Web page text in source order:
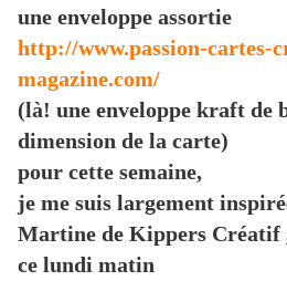
une enveloppe assortie
http://www.passion-cartes-
magazine.com/
(là! une enveloppe kraft de
dimension de la carte)
pour cette semaine,
je me suis largement
Martine de Kippers Créatif
ce lundi matin